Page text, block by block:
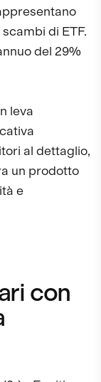
di ETF.
del 29%
leva
al dettaglio,
un prodotto
e
con